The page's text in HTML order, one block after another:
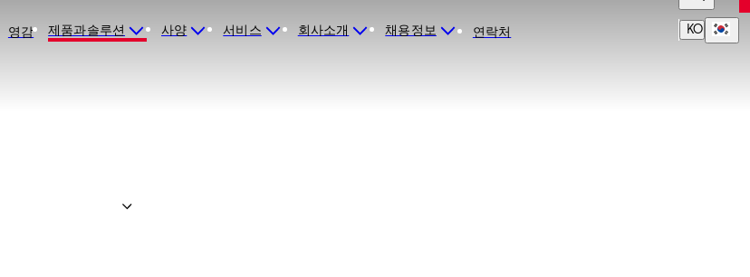
영감 제품과솔루션 사양 서비스 회사소개 채용정보 연락처 KO